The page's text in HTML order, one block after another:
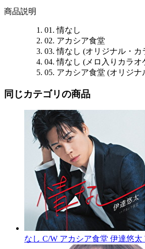
商品説明
01. 情なし
02. アカシア食堂
03. 情なし (オリジナル・カ
04. 情なし (メロ入りカラオ
05. アカシア食堂 (オリジナ
同じカテゴリの商品
なし C/W アカシア食堂 伊達悠太